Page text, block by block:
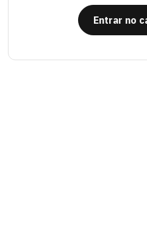
Entrar no